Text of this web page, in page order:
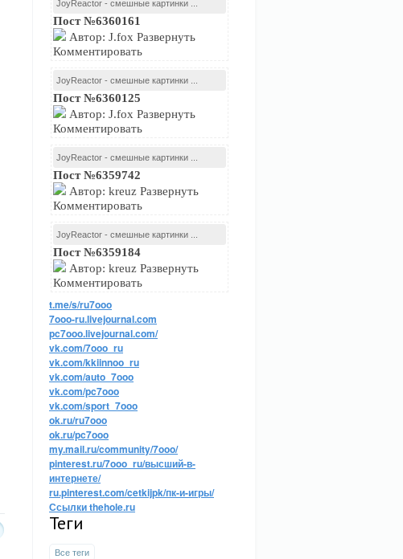
JoyReactor - смешные картинки ...
Пост №6360161
Автор: J.fox Развернуть
Комментировать
JoyReactor - смешные картинки ...
Пост №6360125
Автор: J.fox Развернуть
Комментировать
JoyReactor - смешные картинки ...
Пост №6359742
Автор: kreuz Развернуть
Комментировать
JoyReactor - смешные картинки ...
Пост №6359184
Автор: kreuz Развернуть
Комментировать
t.me/s/ru7ooo
7ooo-ru.livejournal.com
pc7ooo.livejournal.com/
vk.com/7ooo_ru
vk.com/kkiinnoo_ru
vk.com/auto_7ooo
vk.com/pc7ooo
vk.com/sport_7ooo
ok.ru/ru7ooo
ok.ru/pc7ooo
my.mail.ru/community/7ooo/
pinterest.ru/7ooo_ru/высший-в-
интернете/
ru.pinterest.com/cetkijpk/пк-и-игры/
Ссылки thehole.ru
Теги
Все теги